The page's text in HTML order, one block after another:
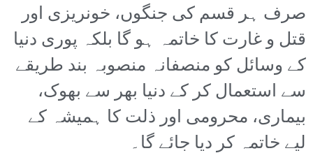
صرف ہر قسم کی جنگوں، خونریزی اور
قتل و غارت کا خاتمہ ہو گا بلکہ پوری دنیا
کے وسائل کو منصفانہ منصوبہ بند طریقے
سے استعمال کر کے دنیا بھر سے بھوک،
بیماری، محرومی اور ذلت کا ہمیشہ کے
لیے خاتمہ کر دیا جائے گا۔